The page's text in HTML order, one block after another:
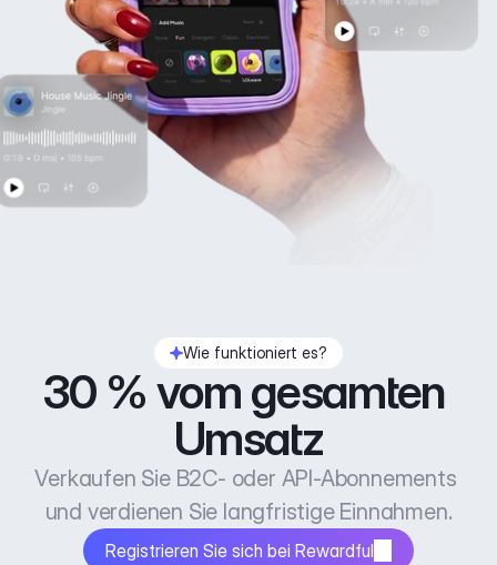
Wie funktioniert es?
30 % vom gesamten
Umsatz
Verkaufen Sie B2C- oder API-Abonnements
und verdienen Sie langfristige Einnahmen.
Registrieren Sie sich bei Rewardful